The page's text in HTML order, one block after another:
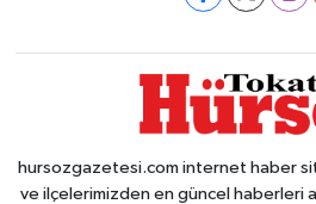
hursozgazetesi.com internet haber
ve ilçelerimizden en güncel haberleri